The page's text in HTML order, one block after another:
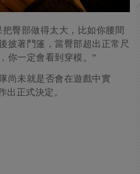
臀部做得太大，比如你腰間
披著鬥篷，當臀部超出正常尺
你一定會看到穿模。”
尚未就是否會在遊戲中實
出正式決定。